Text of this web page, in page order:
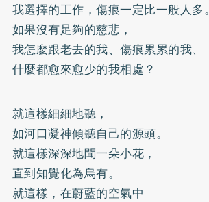
我選擇的工作，傷痕一定比一般人多。
如果沒有足夠的慈悲，
我怎麼跟老去的我、傷痕累累的我、
什麼都愈來愈少的我相處？
就這樣細細地聽，
如河口凝神傾聽自己的源頭。
就這樣深深地聞一朵小花，
直到知覺化為烏有。
就這樣，在蔚藍的空氣中